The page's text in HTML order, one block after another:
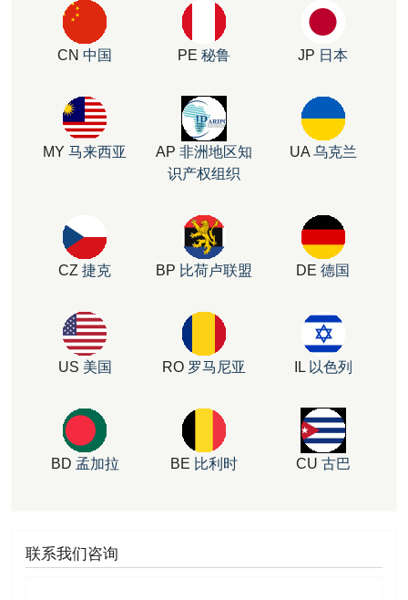
CN 中国 PE 秘鲁 JP 日本
MY 马来西亚 AP 非洲地区知
识产权组织
UA 乌克兰
CZ 捷克 BP 比荷卢联盟 DE 德国
US 美国 RO 罗马尼亚 IL 以色列
BD 孟加拉 BE 比利时 CU 古巴
联系我们咨询